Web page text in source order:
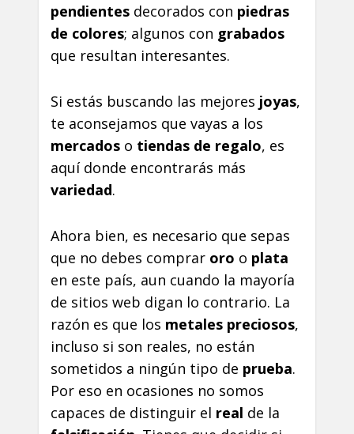
pendientes decorados con piedras
de colores; algunos con grabados
que resultan interesantes.
Si estás buscando las mejores joyas,
te aconsejamos que vayas a los
mercados o tiendas de regalo, es
aquí donde encontrarás más
variedad.
Ahora bien, es necesario que sepas
que no debes comprar oro o plata
en este país, aun cuando la mayoría
de sitios web digan lo contrario. La
razón es que los metales preciosos,
incluso si son reales, no están
sometidos a ningún tipo de prueba.
Por eso en ocasiones no somos
capaces de distinguir el real de la